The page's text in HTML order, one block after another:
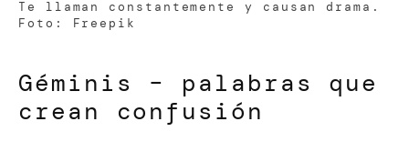
Te llaman constantemente y causan drama.
Foto: Freepik
Géminis – palabras que
crean confusión